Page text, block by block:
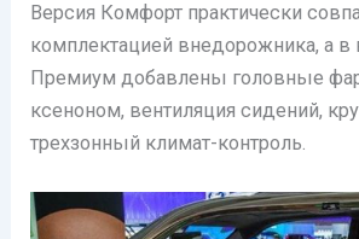
Версия Комфорт практически
комплектацией внедорожника, а в
Премиум добавлены головные
ксеноном, вентиляция сидений,
трехзонный климат-контроль.